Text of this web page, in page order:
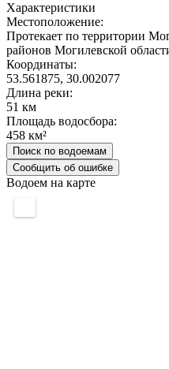
Характеристики
Местоположение:
Протекает по территории
районов Могилевской
Координаты:
53.561875, 30.002077
Длина реки:
51 км
Площадь водосбора:
458 км²
Поиск по водоемам
Сообщить об ошибке
Водоем на карте